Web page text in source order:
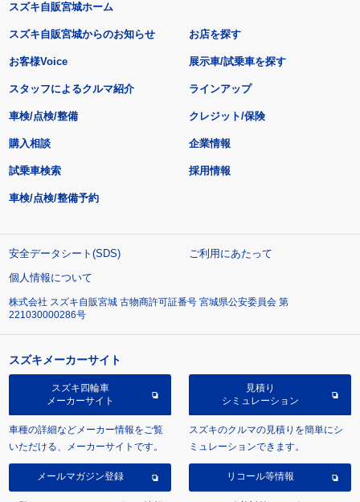
スズキ自販宮城ホーム
スズキ自販宮城からのお知らせ
お客様Voice
スタッフによるクルマ紹介
お店を探す
展示車/試乗車を探す
ラインアップ
車検/点検/整備 クレジット/保険
購入相談
試乗車検索
車検/点検/整備予約
企業情報
採用情報
安全データシート(SDS)
ご利用にあたって
個人情報について
株式会社 スズキ自販宮城 古物商許可証番号 宮城県公安委員会 第
221030000286号
スズキメーカーサイト
スズキ四輪車
メーカーサイト
車種の詳細などメーカー情報をご覧
いただける、メーカーサイトです。
見積り
シミュレーション
スズキのクルマの見積りを簡単にシ
ミュレーションできます。
メールマガジン登録 リコール等情報